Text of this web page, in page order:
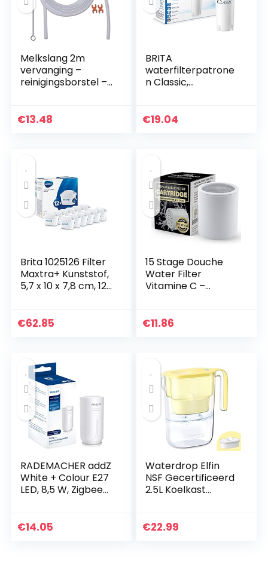
Melkslang 2m
vervanging –
reinigingsborstel –
koffiemachine
€13.48
BRITA
waterfilterpatrone
n Classic,
BRITA
€19.04
Brita 1025126 Filter
Maxtra+ Kunststof,
5,7 x 10 x 7,8 cm, 12
€62.85
15 Stage Douche
Water Filter
Vitamine C –
Onaangename
€11.86
RADEMACHER addZ
White + Colour E27
LED, 8,5 W, Zigbee
kleuren, dimbaar
€14.05
Waterdrop Elfin
NSF Gecertificeerd
2.5L Koelkast
Vermindert Lood,
€22.99